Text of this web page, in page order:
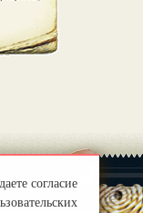
согласие